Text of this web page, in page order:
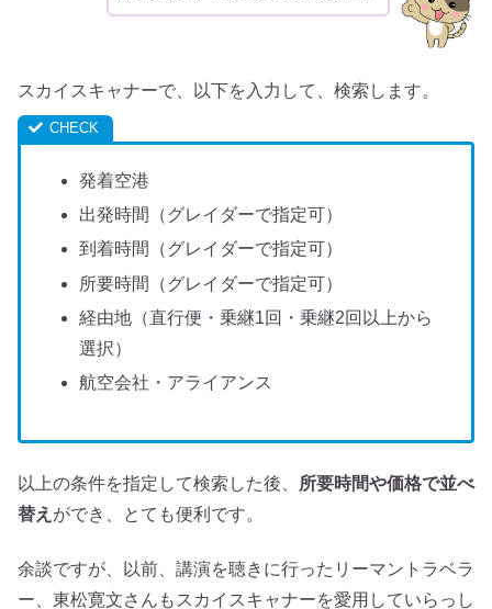
スカイスキャナーで、以下を入力して、検索します。
発着空港
出発時間（グレイダーで指定可）
到着時間（グレイダーで指定可）
所要時間（グレイダーで指定可）
経由地（直行便・乗継1回・乗継2回以上から
選択）
航空会社・アライアンス
以上の条件を指定して検索した後、
所要時間や価格で並べ
替え ができ、とても便利です。
余談ですが、以前、講演を聴きに行ったリーマントラベラ
ー、東松寛文さんもスカイスキャナーを愛用していらっし